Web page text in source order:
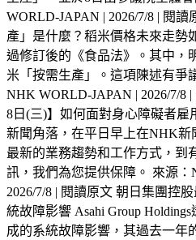
WORLD-JAPAN | 2026/7/8 | 閱
產」是什麼？稻米價格未來走勢
過修訂後的《食品法》。其中，
米「按需生產」。這項陳述有爭
NHK WORLD-JAPAN | 2026/7/8
8日(三)】如何面對身心障礙者雇
新聞角落，在平日早上在NHK
最新的業務趨勢和工作方式，到
訊，我們為您提供保障。 來源：
2026/7/8 | 閱讀原文 朝日集團控
統故障影響 Asahi Group
成的系統故障影響，其過去一年